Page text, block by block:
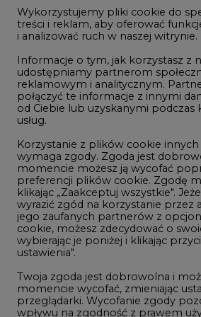
NAJCZĘŚCIEJ
1PGE szuka pracowników,
ogłoszenia
2
Budowa terminala
Zabrzu wkracza w końcowy
realizacji
3
Kogo teraz zatrudniają
cookie, możesz zdecydować o
wybierając je poniżej i klikając
ustawienia".
Twoja zgoda jest dobrowolna i
momencie wycofać, zmieniając
przeglądarki. Wycofanie zgody
wpływu na zgodność z prawem
cookie i podobnych technologii,
na podstawie zgody przed jej
przetwarzaniem Twoich danych
Równocześnie informujemy, że
Państwa danych jest Agencja Rynku
Bobrowiecka 3, 00-728 Warszawa.
Więcej informacji o przetwarzaniu
oraz mechanizmie plików cookie
wPolityce prywatności.
wszystkie